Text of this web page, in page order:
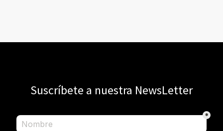
Suscríbete a nuestra NewsLetter